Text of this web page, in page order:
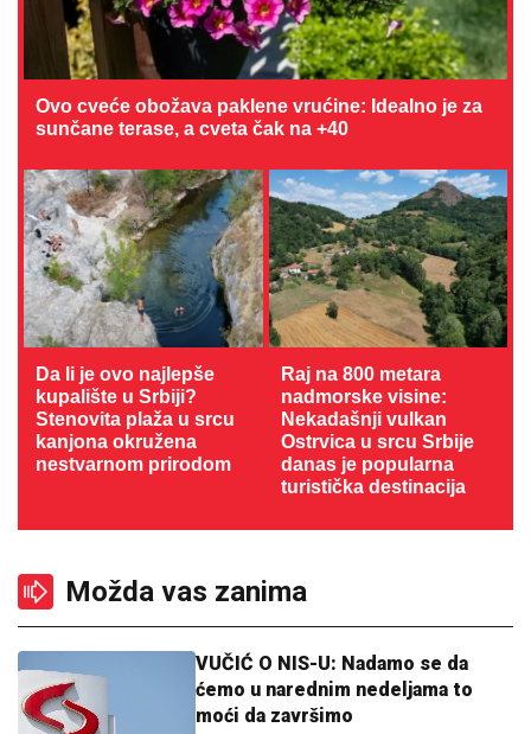
Ovo cveće obožava paklene vrućine: Idealno je za
sunčane terase, a cveta čak na +40
Da li je ovo najlepše
kupalište u Srbiji?
Stenovita plaža u srcu
kanjona okružena
nestvarnom prirodom
Raj na 800 metara
nadmorske visine:
Nekadašnji vulkan
Ostrvica u srcu Srbije
danas je popularna
turistička destinacija
Možda vas zanima
VUČIĆ O NIS-U: Nadamo se da
ćemo u narednim nedeljama to
moći da završimo